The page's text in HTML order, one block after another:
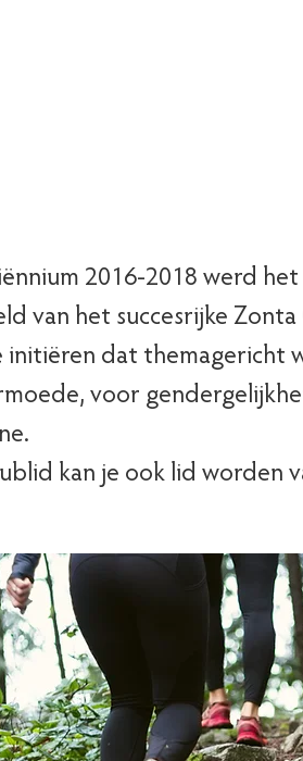
2016-2018 werd
van het succesrijke
initiëren dat themagericht
voor
kan je ook lid worden